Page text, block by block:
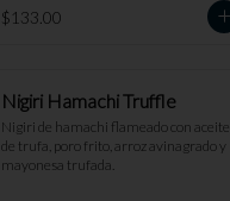
$133.00
Nigiri Hamachi Truffle
Nigiri de hamachi flameado con aceite
de trufa, poro frito, arroz avinagrado y
mayonesa trufada.